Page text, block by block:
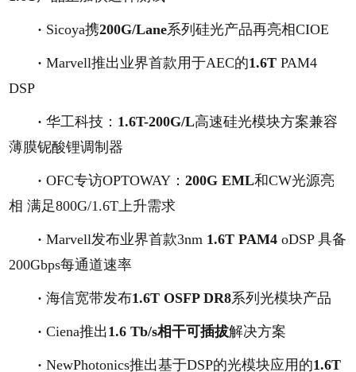
· Sicoya携200G/Lane系列硅光产品再亮相CIOE
·Marvell推出业界首款用于AEC的1.6T PAM4
DSP
·华工科技： 1.6T-200G/L高速硅光模块方案兼容
薄膜铌酸锂调制器
·OFC专访OPTOWAY：200G EML和CW光源亮
相 满足800G/1.6T上升需求
·Marvell发布业界首款3nm 1.6T PAM4oDSP 具备
200Gbps每通道速率
·海信宽带发布1.6T OSFP DR8系列光模块产品
·Ciena推出1.6 Tb/s相干可插拔解决方案
·NewPhotonics推出基于DSP的光模块应用的1.6T